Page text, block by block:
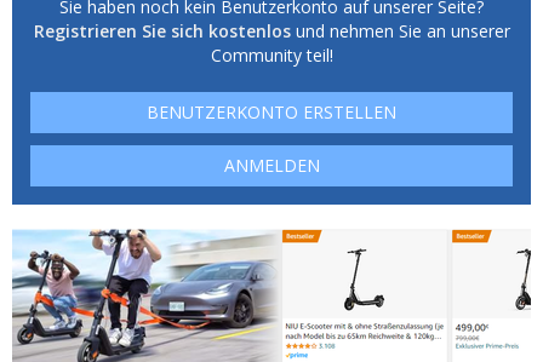
Sie haben noch kein Benutzerkonto auf unserer Seite?
Registrieren Sie sich kostenlosund nehmen Sie an unserer
Community teil!
BENUTZERKONTO ERSTELLEN
ANMELDEN